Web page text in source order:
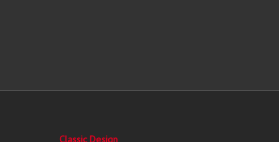
Classic Design